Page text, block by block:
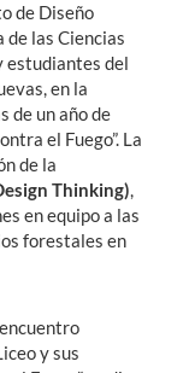
de Diseño
las Ciencias
estudiantes del
en la
de un año de
el Fuego”. La
de la
Thinking),
en equipo a las
forestales en
y sus